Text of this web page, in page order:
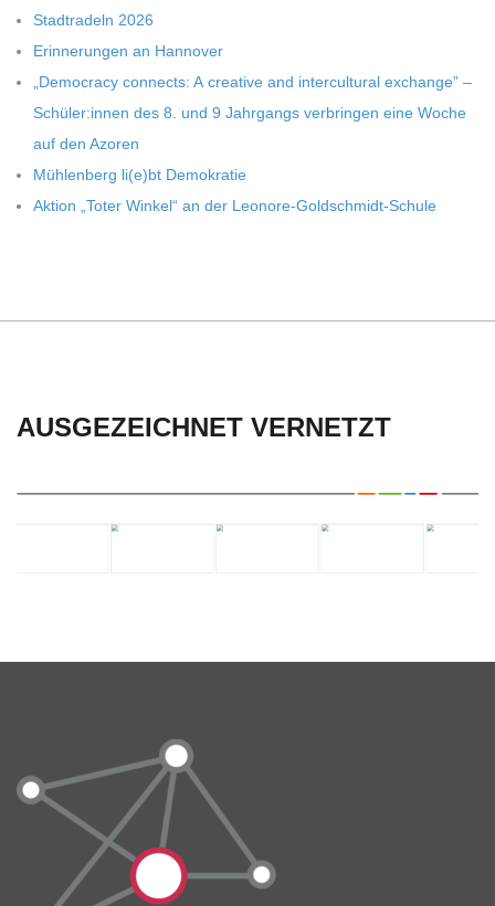
Stadt­ra­deln 2026
Erin­ne­run­gen an Hannover
„Demo­cracy con­nects: A crea­tive and inter­cul­tu­ral exch­ange” –
Schüler:innen des 8. und 9 Jahr­gangs ver­brin­gen eine Woche
auf den Azoren
Müh­len­berg li(e)bt Demokratie
Aktion „Toter Win­kel“ an der Leonore-Goldschmidt-Schule
AUSGEZEICHNET VERNETZT